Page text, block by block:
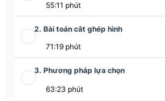
55:11 phút
2. Bài toán cắt ghép hình
71:19 phút
3. Phương pháp lựa chọn
63:23 phút